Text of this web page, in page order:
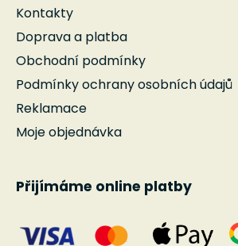
Kontakty
Doprava a platba
Obchodní podmínky
Podmínky ochrany osobních údajů
Reklamace
Moje objednávka
Přijímáme online platby